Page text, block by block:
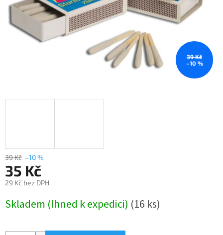
39 Kč
–10 %
39 Kč –10 %
35 Kč
29 Kč bez DPH
cena:
Skladem (Ihned k expedici) (16 ks)